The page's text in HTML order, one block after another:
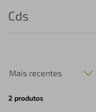
Cds
Mais recentes
2 produtos
perfume
4º air fryer